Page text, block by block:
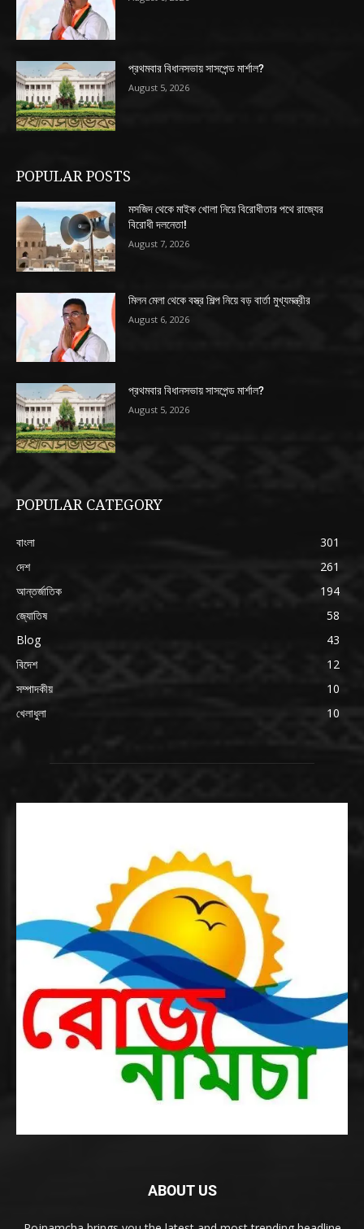
প্রথমবার বিধানসভায় সাসপেন্ড মার্শাল?
August 5, 2026
POPULAR POSTS
মসজিদ থেকে মাইক খোলা নিয়ে বিরোধীতার পথে রাজ্যের
বিরোধী দলনেতা!
August 7, 2026
মিলন মেলা থেকে বস্ত্র শিল্প নিয়ে বড় বার্তা মুখ্যমন্ত্রীর
August 6, 2026
প্রথমবার বিধানসভায় সাসপেন্ড মার্শাল?
August 5, 2026
POPULAR CATEGORY
বাংলা
301
দেশ
261
আন্তর্জাতিক
194
জ্যোতিষ
58
Blog
43
বিদেশ
12
সম্পাদকীয়
10
খেলাধুলা
10
ABOUT US